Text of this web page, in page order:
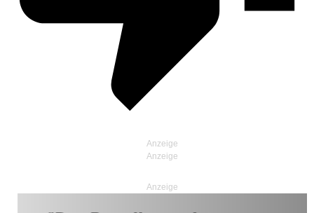
Anzeige